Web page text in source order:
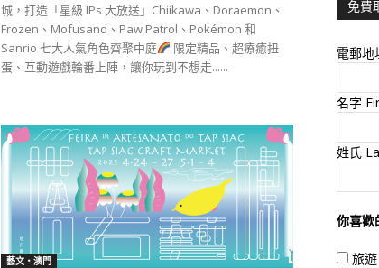
城，打造「星級 IPs 大放送」Chiikawa、Doraemon、
Frozen、Mofusand、Paw Patrol、Pokémon 和
Sanrio 七大人氣角色齊聚中庭
限定精品、超療癒扭
蛋、互動遊戲輪番上陣，讓你玩到不想走......
藝文‧澳門
免費
電郵地
名字
姓氏
你喜
旅